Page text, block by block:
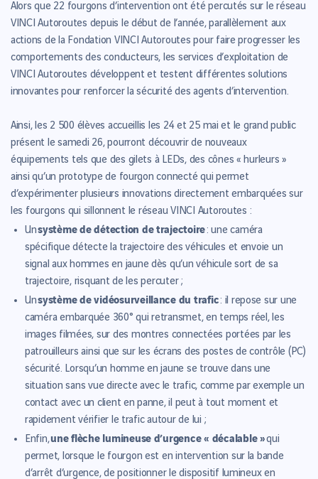
Alors que 22 fourgons d’intervention ont été percutés sur le réseau
VINCI Autoroutes depuis le début de l’année, parallèlement aux
actions de la Fondation VINCI Autoroutes pour faire progresser les
comportements des conducteurs, les services d’exploitation de
VINCI Autoroutes développent et testent différentes solutions
innovantes pour renforcer la sécurité des agents d’intervention.
Ainsi, les 2 500 élèves accueillis les 24 et 25 mai et le grand public
présent le samedi 26, pourront découvrir de nouveaux
équipements tels que des gilets à LEDs, des cônes « hurleurs »
ainsi qu’un prototype de fourgon connecté qui permet
d’expérimenter plusieurs innovations directement embarquées sur
les fourgons qui sillonnent le réseau VINCI Autoroutes :
Unsystème de détection de trajectoire: une caméra
spécifique détecte la trajectoire des véhicules et envoie un
signal aux hommes en jaune dès qu’un véhicule sort de sa
trajectoire, risquant de les percuter ;
Unsystème de vidéosurveillance du trafic: il repose sur une
caméra embarquée 360° qui retransmet, en temps réel, les
images filmées, sur des montres connectées portées par les
patrouilleurs ainsi que sur les écrans des postes de contrôle (PC)
sécurité. Lorsqu’un homme en jaune se trouve dans une
situation sans vue directe avec le trafic, comme par exemple un
contact avec un client en panne, il peut à tout moment et
rapidement vérifier le trafic autour de lui ;
Enfin,une flèche lumineuse d’urgence « décalable »qui
permet, lorsque le fourgon est en intervention sur la bande
d’arrêt d’urgence, de positionner le dispositif lumineux en